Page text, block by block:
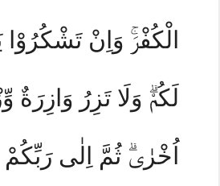
الْكُفْرَۚ وَاِنْ
لَكُمْۗ وَلَا تَزِرُ وَازِرَةٌ
اُخْرٰىۗ ثُمَّ اِلٰى رَبِّكُمْ